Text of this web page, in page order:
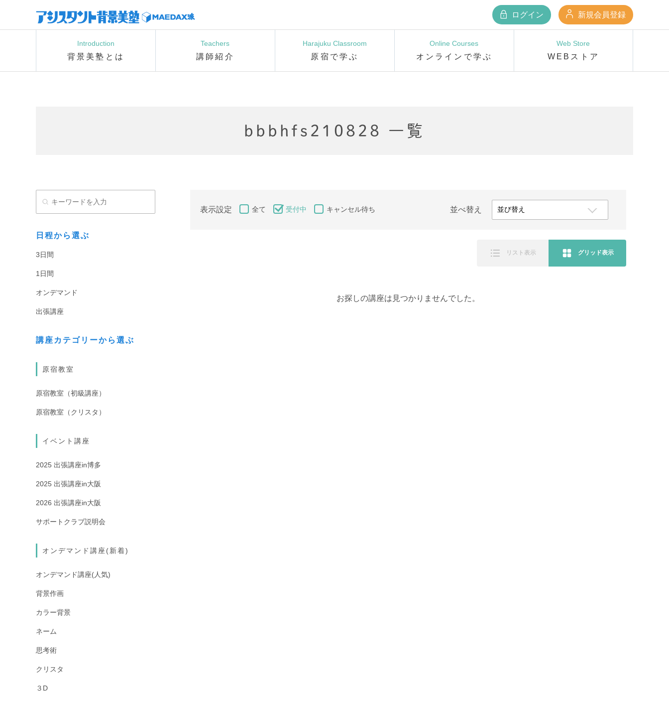
ログイン 新規会員登録
Introduction
背景美塾とは
Teachers
講師紹介
Harajuku Classroom
原宿で学ぶ
Online Courses
オンラインで学ぶ
Web Store
WEBストア
bbbhfs210828 一覧
日程から選ぶ
3日間
1日間
オンデマンド
出張講座
講座カテゴリーから選ぶ
原宿教室
原宿教室（初級講座）
原宿教室（クリスタ）
イベント講座
2025 出張講座in博多
2025 出張講座in大阪
2026 出張講座in大阪
サポートクラブ説明会
オンデマンド講座(新着)
オンデマンド講座(人気)
背景作画
カラー背景
ネーム
思考術
クリスタ
３D
表示設定 全て 受付中 キャンセル待ち 並べ替え
リスト表示 グリッド表示
お探しの講座は見つかりませんでした。